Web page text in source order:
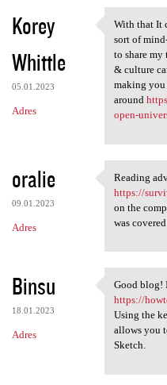
a
r
z
e
Korey
Whittle
05.01.2023
Adres
With that
With that It
sort of
to share
& culture
making you
around
open-
oralie
09.01.2023
Adres
Reading
Reading
https://
on the
was
Binsu
18.01.2023
Adres
Good
Good blog!
https://
Using the
allows you
Sketch.